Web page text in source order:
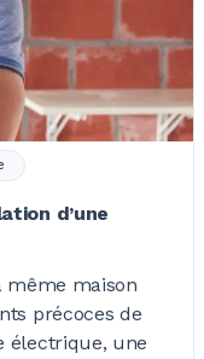
d’une
même maison
précoces de
électrique, une